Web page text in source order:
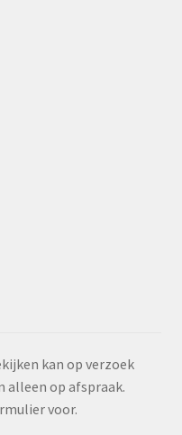
kan op verzoek
alleen op afspraak.
voor.